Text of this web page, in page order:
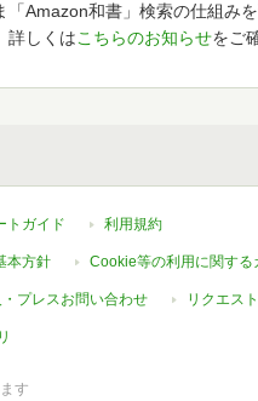
「Amazon和書」検索の仕組み
詳しくはこちらのお知らせをご
トガイド 利用規約
本方針 Cookie等の利用に関する
プレスお問い合わせ リクエス
す